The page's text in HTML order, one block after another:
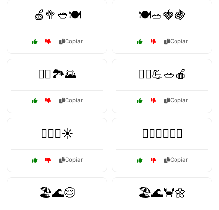
🍏🥦🥙🍽️
Copiar
🍽️🥗🍓🍇
Copiar
🏃‍♀️🏞️🌄
Copiar
🏃‍♂️💪🥗🍎
Copiar
🏊‍♂️🌊☀️
Copiar
🏋️‍♂️🧘‍♂️🌈✨
Copiar
🏖️🌊😌 🏖️🌊🦀🌼